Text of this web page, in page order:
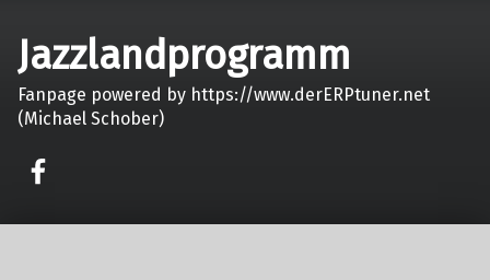
Jazzlandprogramm
Fanpage powered by https://www.derERPtuner.net
(Michael Schober)